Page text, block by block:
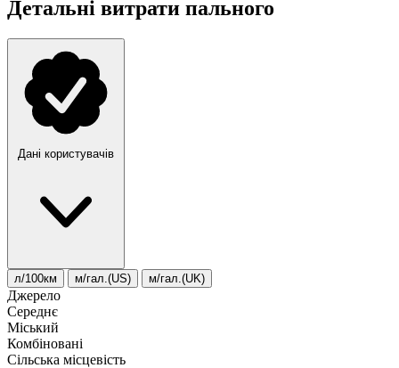
Детальні витрати пального
Дані користувачів
л/100км м/гал.(US) м/гал.(UK)
Джерело
Середнє
Міський
Комбіновані
Сільська місцевість